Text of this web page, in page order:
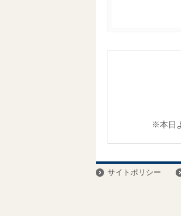
※本日
サイトポリシー